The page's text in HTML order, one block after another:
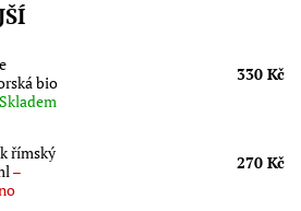
bio
Skladem
330 Kč
římský
–
270 Kč